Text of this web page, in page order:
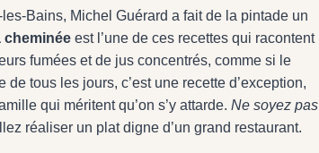
Bains, Michel Guérard a fait de la pintade un
cheminée est l’une de ces recettes qui racontent
fumées et de jus concentrés, comme si le
tous les jours, c’est une recette d’exception,
qui méritent qu’on s’y attarde. Ne soyez pas
réaliser un plat digne d’un grand restaurant.